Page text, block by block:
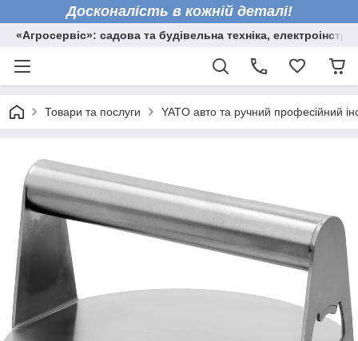
Досконалість в кожній деталі!
«Агросервіс»: садова та будівельна техніка,
Товари та послуги YATO авто та ручний професійний